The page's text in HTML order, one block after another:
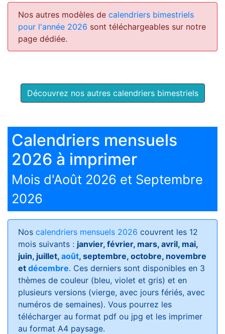
Nos autres modèles de calendriers bimestriels
pour l'année 2026 sont téléchargeables sur notre
page dédiée.
Découvrez nos autres calendriers bimestriels
Calendriers mensuels
2026 à imprimer
Mois d'Août 2026 et Septembre
2026
Nos calendriers mensuels 2026 couvrent les 12
mois suivants : janvier, février, mars, avril, mai,
juin, juillet, août, septembre, octobre, novembre
et décembre. Ces derniers sont disponibles en 3
thèmes de couleur (bleu, violet et gris) et en
plusieurs versions (vierge, avec jours fériés, avec
numéros de semaines). Vous pourrez les
télécharger au format pdf ou jpg et les imprimer
au format A4 paysage.